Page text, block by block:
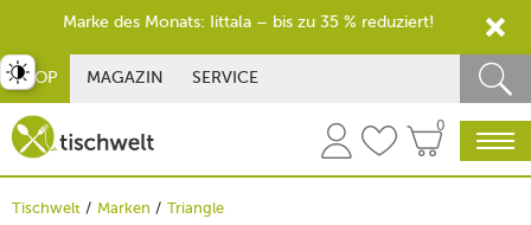
SHOP MAGAZIN SERVICE
0
Tischwelt Marken Triangle
umschalten
Marke des Monats: Iittala – bis zu 35 % reduziert!